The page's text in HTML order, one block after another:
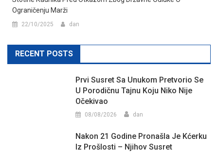
Ograničenju Marži
22/10/2025 dan
RECENT POSTS
Prvi Susret Sa Unukom Pretvorio Se
U Porodičnu Tajnu Koju Niko Nije
Očekivao
08/08/2026 dan
Nakon 21 Godine Pronašla Je Kćerku
Iz Prošlosti – Njihov Susret